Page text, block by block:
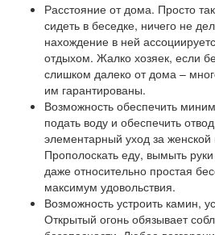
Расстояние от дома. Просто
сидеть в беседке, ничего не
нахождение в ней
отдыхом. Жалко хозяек, если
слишком далеко от дома –
им гарантированы.
Возможность обеспечить
подать воду и обеспечить
элементарный уход за женской
Прополоскать еду, вымыть
даже относительно простая
максимум удовольствия.
Возможность устроить камин,
Открытый огонь обязывает